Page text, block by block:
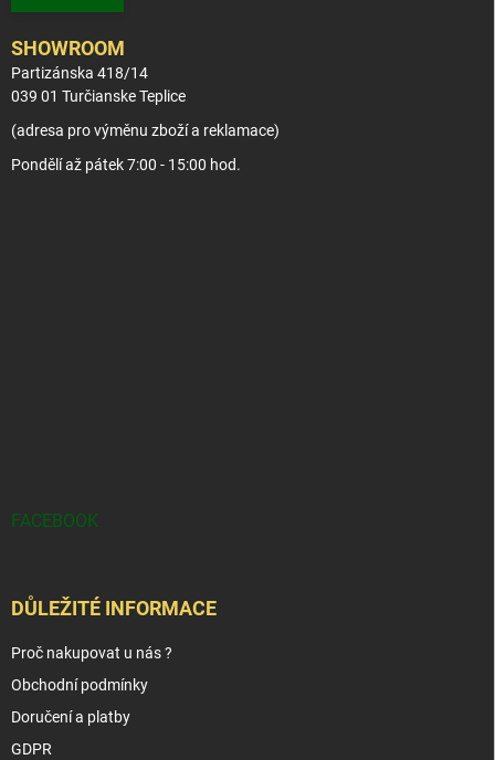
SHOWROOM
Partizánska 418/14
039 01 Turčianske Teplice
(adresa pro výměnu zboží a reklamace)
Pondělí až pátek 7:00 - 15:00 hod.
FACEBOOK
DŮLEŽITÉ INFORMACE
Proč nakupovat u nás ?
Obchodní podmínky
Doručení a platby
GDPR